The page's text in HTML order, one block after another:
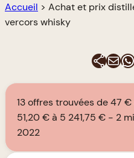
Accueil > Achat et prix
vercors whisky
E-mail
13 offres trouvées de 47
51,20 € à 5 241,75 €
2
2022